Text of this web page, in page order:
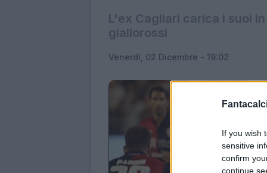
If you wish
sensitive
confirm
continue
L'ex Cagliari carica i suoi
giallorossi
Venerdì, 02 Dicembre - 19:02